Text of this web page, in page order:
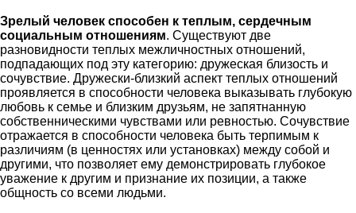
Зрелый человек способен к теплым, сердечным
социальным отношениям. Существуют две
разновидности теплых межличностных отношений,
подпадающих под эту категорию: дружеская близость и
сочувствие. Дружески-близкий аспект теплых отношений
проявляется в способности человека выказывать глубокую
любовь к семье и близким друзьям, не запятнанную
собственническими чувствами или ревностью. Сочувствие
отражается в способности человека быть терпимым к
различиям (в ценностях или установках) между собой и
другими, что позволяет ему демонстрировать глубокое
уважение к другим и признание их позиции, а также
общность со всеми людьми.